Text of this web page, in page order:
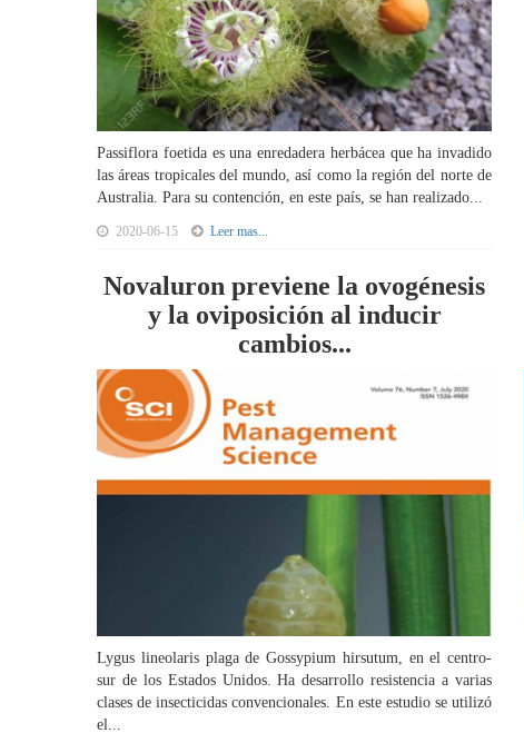
Passiflora foetida es una enredadera herbácea que ha invadido
las áreas tropicales del mundo, así como la región del norte de
Australia. Para su contención, en este país, se han realizado...
2020-06-15 Leer mas...
Novaluron previene la ovogénesis
y la oviposición al inducir
cambios...
Lygus lineolaris plaga de Gossypium hirsutum, en el centro-
sur de los Estados Unidos. Ha desarrollo resistencia a varias
clases de insecticidas convencionales. En este estudio se utilizó
el...